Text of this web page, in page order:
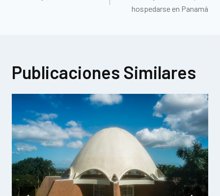
hospedarse en Panamá
Publicaciones Similares